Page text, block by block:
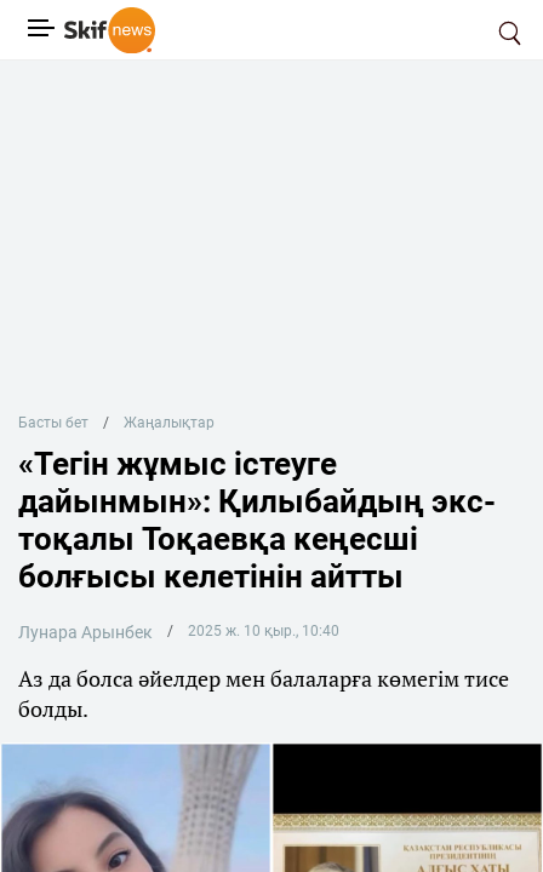
Басты бет Жаңалықтар
«Тегін жұмыс істеуге
дайынмын»: Қилыбайдың экс-
тоқалы Тоқаевқа кеңесші
болғысы келетінін айтты
Лунара Арынбек 2025 ж. 10 қыр., 10:40
Аз да болса әйелдер мен балаларға көмегім тисе
болды.